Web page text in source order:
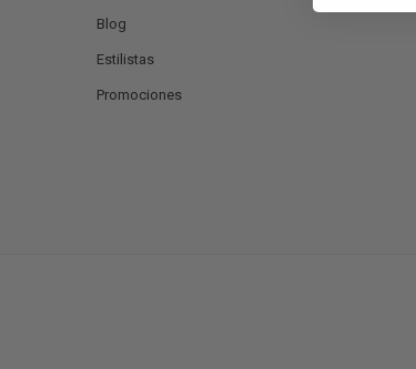
Blog
Estilistas
Promociones